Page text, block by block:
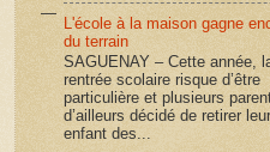
L'école à la maison gagne
du terrain
SAGUENAY – Cette année,
rentrée scolaire risque d’être
particulière et plusieurs
d’ailleurs décidé de retirer leur
enfant des...